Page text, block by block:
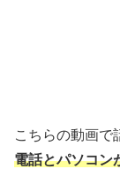
こちらの動画で
電話とパソコン